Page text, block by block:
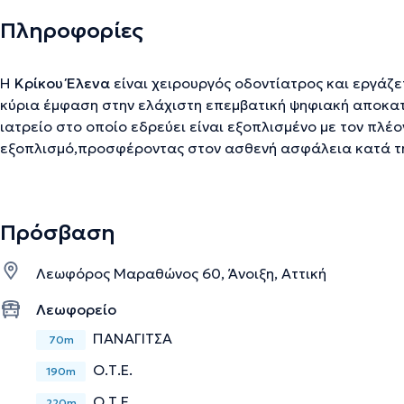
Πληροφορίες
H Κρίκου Έλενα είναι χειρουργός οδοντίατρος και
κύρια έμφαση στην ελάχιστη επεμβατική ψηφιακή
ιατρείο στο οποίο εδρεύει είναι εξοπλισμένο με τον
εξοπλισμό,προσφέροντας στον ασθενή ασφάλεια κατά
του Πολεμικού Ναυτικού και στη συνέχεια σε ιδιωτική
Είναι από τους πρώτους οδοντιάτρους που ασχολείται με
Οδοντιατρική. Με στόχο τη συνεχή ενημέρωση πάνω στις
επιστήμης παρακολουθεί συστηματικά επιμορφωτικά σεμινάρια. Είναι
Οδοντιατρικού Συλλόγου Αθηνών και της Ακαδημίας
Πρόσβαση
Λεωφόρος Μαραθώνος 60, Άνοιξη, Αττική
Λεωφορείο
70m ΠΑΝΑΓΙΤΣΑ
190m Ο.Τ.Ε.